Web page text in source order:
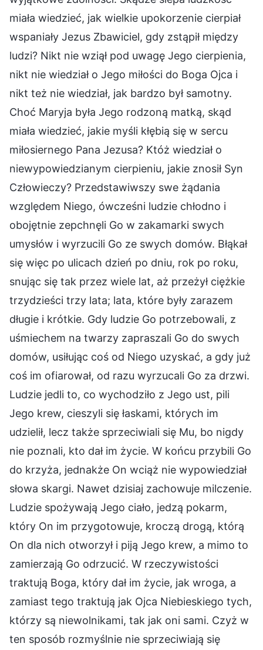
miała wiedzieć, jak wielkie upokorzenie cierpiał
wspaniały Jezus Zbawiciel, gdy zstąpił między
ludzi? Nikt nie wziął pod uwagę Jego cierpienia,
nikt nie wiedział o Jego miłości do Boga Ojca i
nikt też nie wiedział, jak bardzo był samotny.
Choć Maryja była Jego rodzoną matką, skąd
miała wiedzieć, jakie myśli kłębią się w sercu
miłosiernego Pana Jezusa? Któż wiedział o
niewypowiedzianym cierpieniu, jakie znosił Syn
Człowieczy? Przedstawiwszy swe żądania
względem Niego, ówcześni ludzie chłodno i
obojętnie zepchnęli Go w zakamarki swych
umysłów i wyrzucili Go ze swych domów. Błąkał
się więc po ulicach dzień po dniu, rok po roku,
snując się tak przez wiele lat, aż przeżył ciężkie
trzydzieści trzy lata; lata, które były zarazem
długie i krótkie. Gdy ludzie Go potrzebowali, z
uśmiechem na twarzy zapraszali Go do swych
domów, usiłując coś od Niego uzyskać, a gdy już
coś im ofiarował, od razu wyrzucali Go za drzwi.
Ludzie jedli to, co wychodziło z Jego ust, pili
Jego krew, cieszyli się łaskami, których im
udzielił, lecz także sprzeciwiali się Mu, bo nigdy
nie poznali, kto dał im życie. W końcu przybili Go
do krzyża, jednakże On wciąż nie wypowiedział
słowa skargi. Nawet dzisiaj zachowuje milczenie.
Ludzie spożywają Jego ciało, jedzą pokarm,
który On im przygotowuje, kroczą drogą, którą
On dla nich otworzył i piją Jego krew, a mimo to
zamierzają Go odrzucić. W rzeczywistości
traktują Boga, który dał im życie, jak wroga, a
zamiast tego traktują jak Ojca Niebieskiego tych,
którzy są niewolnikami, tak jak oni sami. Czyż w
ten sposób rozmyślnie nie sprzeciwiają się